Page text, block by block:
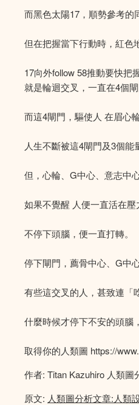
而黑色太陽17，順勢參考的
但在把握當下行動時，紅色
17向外follow 58推動要快把
就是輪迴交叉，一直在4個
而這4閘門，驅使人 在眉心
人生不斷被這4閘門及3個能
但，心輪、G中心、意志中
如果不覺醒 人便一直活在壓
不停下頭腦，便一直打轉。
停下閘門，薦骨中心、G中
有些這交叉的人，甚致連「
什麼時候才停下不安的頭腦
取得你的人類圖 https://
作者: Titan Kazuhiro 人類圖
原文: 人類圖分析文章:人類